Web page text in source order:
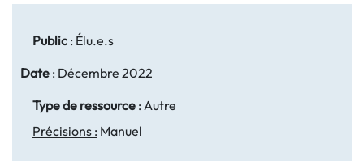
Public : Élu.e.s
Date : Décembre 2022
Type de ressource : Autre
Précisions : Manuel